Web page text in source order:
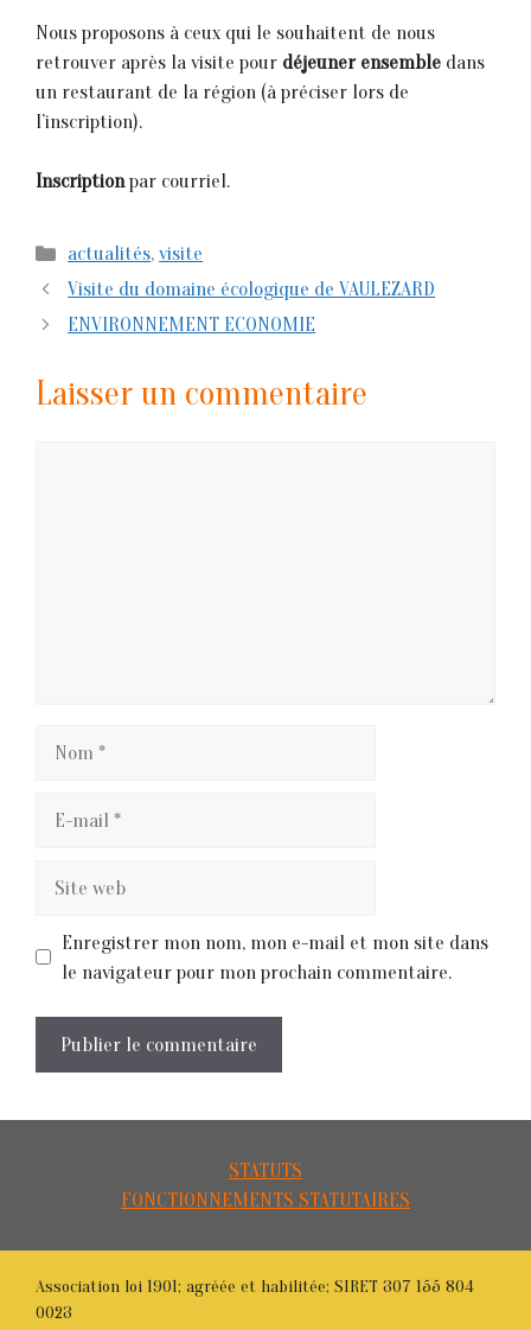
Nous proposons à ceux qui le souhaitent de nous
retrouver après la visite pour déjeuner ensemble dans
un restaurant de la région (à préciser lors de
l’inscription).
Inscriptionpar courriel.
Catégories
actualités,visite
Visite du domaine écologique de VAULEZARD
ENVIRONNEMENT ECONOMIE
Laisser un commentaire
Enregistrer mon nom, mon e-mail et mon site dans
le navigateur pour mon prochain commentaire.
STATUTS
FONCTIONNEMENTS STATUTAIRES
Association loi 1901; agréée et habilitée; SIRET 307 155 804
0023